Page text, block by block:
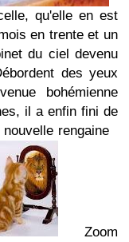
qu'elle en est
en trente et un
du ciel devenu
des yeux
bohémienne
il a enfin fini de
rengaine
Zoom